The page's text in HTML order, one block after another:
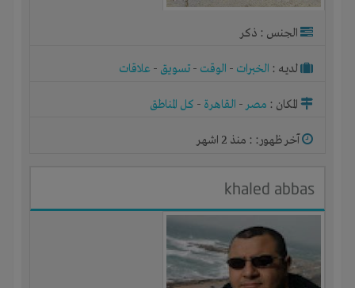
الجنس : ذكر
لديـه : الخبرات - الوقت - تسويق - علاقات
المكان : مصر- القاهرة - كل المناطق
آخر ظهور: : منذ 2 اشهر
khaled abbas